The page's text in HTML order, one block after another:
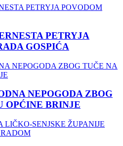
PETRYJA
GOSPIĆA
NEPOGODA ZBOG
OPĆINE BRINJE